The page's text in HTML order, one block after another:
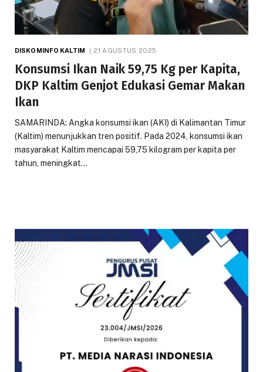
DISKOMINFO KALTIM 21 AGUSTUS 2025
Konsumsi Ikan Naik 59,75 Kg per Kapita,
DKP Kaltim Genjot Edukasi Gemar Makan
Ikan
SAMARINDA: Angka konsumsi ikan (AKI) di Kalimantan Timur
(Kaltim) menunjukkan tren positif. Pada 2024, konsumsi ikan
masyarakat Kaltim mencapai 59,75 kilogram per kapita per
tahun, meningkat…